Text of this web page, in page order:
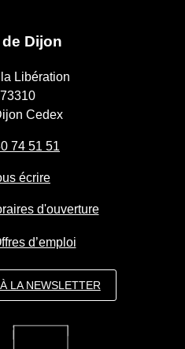
Dijon
Libération
Cedex
74 51 51
écrire
d'ouverture
d’emploi
LA NEWSLETTER